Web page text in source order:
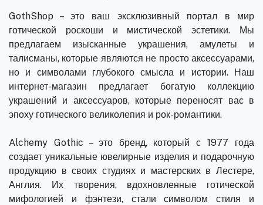
GothShop – это ваш эксклюзивный портал в мир
готической роскоши и мистической эстетики. Мы
предлагаем изысканные украшения, амулеты и
талисманы, которые являются не просто аксессуарами,
но и символами глубокого смысла и истории. Наш
интернет-магазин предлагает богатую коллекцию
украшений и аксессуаров, которые переносят вас в
эпоху готического великолепия и рок-романтики.
Alchemy Gothic – это бренд, который с 1977 года
создает уникальные ювелирные изделия и подарочную
продукцию в своих студиях и мастерских в Лестере,
Англия. Их творения, вдохновленные готической
мифологией и фэнтези, стали символом стиля и